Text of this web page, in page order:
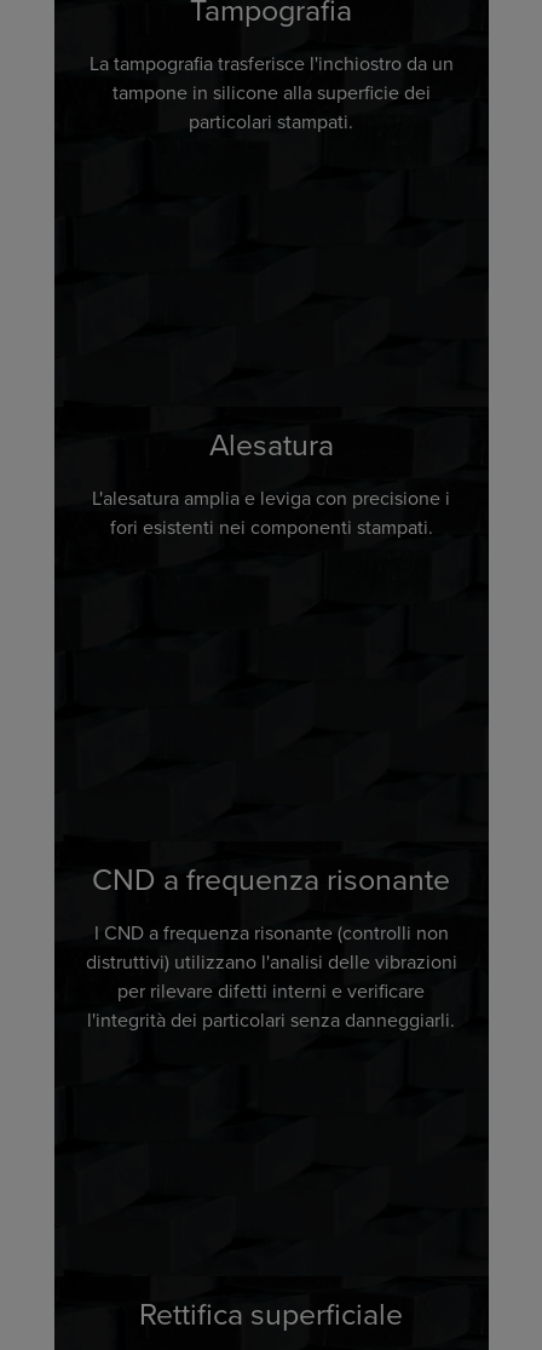
Tampografia
La tampografia trasferisce l'inchiostro da un
tampone in silicone alla superficie dei
particolari stampati.
Alesatura
L'alesatura amplia e leviga con precisione i
fori esistenti nei componenti stampati.
CND a frequenza risonante
I CND a frequenza risonante (controlli non
distruttivi) utilizzano l'analisi delle vibrazioni
per rilevare difetti interni e verificare
l'integrità dei particolari senza danneggiarli.
Rettifica superficiale